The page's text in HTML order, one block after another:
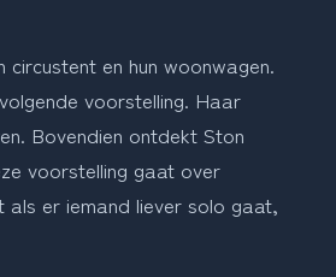
en hun woonwagen.
voorstelling. Haar
Bovendien ontdekt Ston
voorstelling gaat over
als er iemand liever solo gaat,